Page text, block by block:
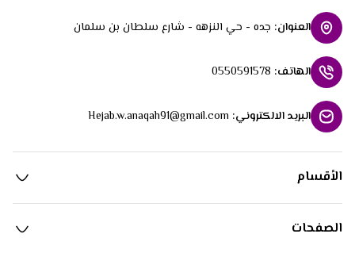
العنوان: جده - حي النزهه - شارع سلطان بن سلمان
الهاتف:
0550591578
البريد الالكتروني:
Hejab.w.anaqah91@gmail.com
الأقسام
الصفحات